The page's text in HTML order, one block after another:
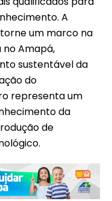
A
um marco na
Amapá,
sustentável da
do
representa um
da
de